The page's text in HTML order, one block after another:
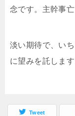
念です。主幹事
淡い期待で、い
に望みを託します
Tweet